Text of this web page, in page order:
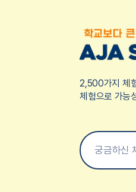
2,500가지 체
체험으로 가능